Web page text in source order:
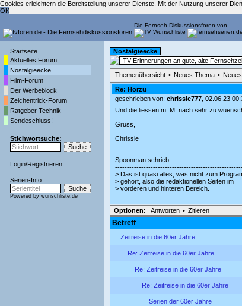
Cookies erleichtern die Bereitstellung unserer Dienste. Mit der Nutzung unserer
OK
Die Fernseh-Diskussionsforen von
Startseite
Aktuelles Forum
Nostalgieecke
Film-Forum
Der Werbeblock
Zeichentrick-Forum
Ratgeber Technik
Sendeschluss!
Stichwortsuche:
Login/Registrieren
Serien-Info:
Powered by wunschliste.de
Nostalgieecke
TV-Erinnerungen an gute, alte
Themenübersicht • Neues Thema •
Re: Hörzu
geschrieben von: chrissie777, 02.06.23
Und die liessen m. M. nach sehr zu
Gruss,
Chrissie
Spoonman schrieb:
> Das ist quasi alles, was nicht zum
> gehört, also die redaktionellen Seiten im
> vorderen und hinteren Bereich.
Optionen: Antworten • Zitieren
Betreff
Zeitreise in die 60er Jahre
Re: Zeitreise in die 60er Jahre
Re: Zeitreise in die 60er Jahre
Re: Zeitreise in die 60er Jahre
Serien der 60er Jahre